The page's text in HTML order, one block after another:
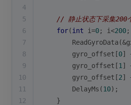
4
5
// 静止状态下采集200
6
for(int i=0; i<200
7
8
        gyro_offset[
0]
9
        gyro_offset[
1 ]
10
        gyro_offset[
2]
11
        DelayMs(
10);
12
    }